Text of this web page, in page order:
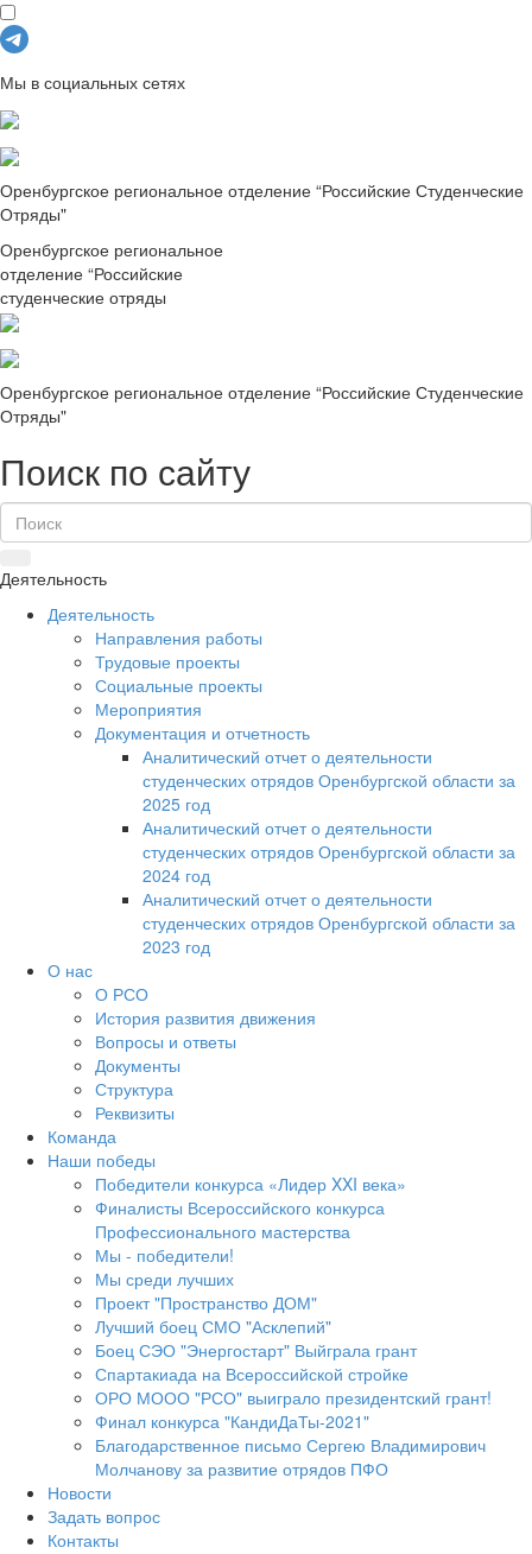
Мы в социальных сетях
Оренбургское региональное отделение “Российские Студенческие
Отряды"
Оренбургское региональное
отделение “Российские
студенческие отряды
Оренбургское региональное отделение “Российские Студенческие
Отряды"
Поиск по сайту
Деятельность
Деятельность
Направления работы
Трудовые проекты
Социальные проекты
Мероприятия
Документация и отчетность
Аналитический отчет о деятельности
студенческих отрядов Оренбургской области за
2025 год
Аналитический отчет о деятельности
студенческих отрядов Оренбургской области за
2024 год
Аналитический отчет о деятельности
студенческих отрядов Оренбургской области за
2023 год
О нас
О РСО
История развития движения
Вопросы и ответы
Документы
Структура
Реквизиты
Команда
Наши победы
Победители конкурса «Лидер XXI века»
Финалисты Всероссийского конкурса
Профессионального мастерства
Мы - победители!
Мы среди лучших
Проект "Пространство ДОМ"
Лучший боец СМО "Асклепий"
Боец СЭО "Энергостарт" Выйграла грант
Спартакиада на Всероссийской стройке
ОРО МООО "РСО" выиграло президентский грант!
Финал конкурса "КандиДаТы-2021"
Благодарственное письмо Сергею Владимирович
Молчанову за развитие отрядов ПФО
Новости
Задать вопрос
Контакты